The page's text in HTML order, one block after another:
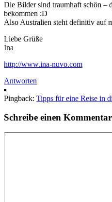
Die Bilder sind traumhaft schön –
bekommen :D
Also Australien steht definitiv auf
Liebe Grüße
Ina
http://www.ina-nuvo.com
Antworten
Pingback: Tipps für eine Reise in
Schreibe einen Kommentar